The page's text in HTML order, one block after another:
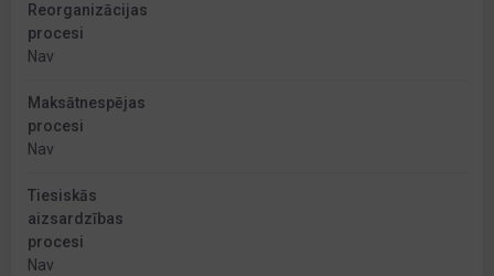
Reorganizācijas
procesi
Nav
Maksātnespējas
procesi
Nav
Tiesiskās
aizsardzības
procesi
Nav